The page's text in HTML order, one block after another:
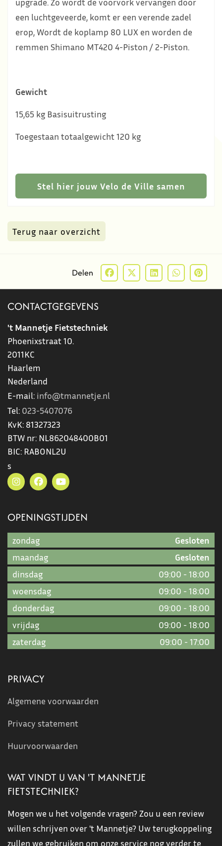
een luchtgeveerde, komt er een verende zadel
erop, Wordt de koplamp 80 LUX en worden de
remmen Shimano MT420 4-Piston / 2-Piston.
Gewicht
15,65 kg Basisuitrusting
Toegestaan totaalgewicht 120 kg
Stel hier jouw Velo de Ville samen
Terug naar overzicht
Delen
CONTACTGEGEVENS
't Mannetje Fietstechniek
Phoenixstraat 10.
2011KC
Haarlem
Nederland
E-mail: info@tmannetje.nl
Tel: 023-5407076
KvK: 81327323
BTW nr: NL862048400B01
BIC: RABONL2U
s
OPENINGSTIJDEN
zondag
Gesloten
maandag
Gesloten
dinsdag
09:00 - 18:00
woensdag
09:00 - 18:00
donderdag
09:00 - 18:00
vrijdag
09:00 - 18:00
zaterdag
09:00 - 17:00
PRIVACY
Algemene voorwaarden
Privacy statement
Huurvoorwaarden
WAT VINDT U VAN 'T MANNETJE
FIETSTECHNIEK?
Mogen we u het volgende vragen? Zou u een review
willen schrijven over 't Mannetje? Uw terugkoppeling
zullen we gebruiken om onze service nog verder te